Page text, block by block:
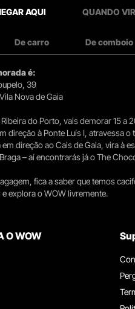
AQUI QUANDO VIR
De carro De comboio
é:
39
Nova de Gaia
do Porto, vais demorar 15 a
direção à Ponte Luís I, atravessa
direção ao Cais de Gaia, vira à
– aí encontrarás já o The
fica a saber que temos
e explora o WOW livremente.
O WOW